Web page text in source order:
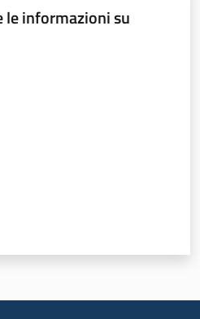
le informazioni su